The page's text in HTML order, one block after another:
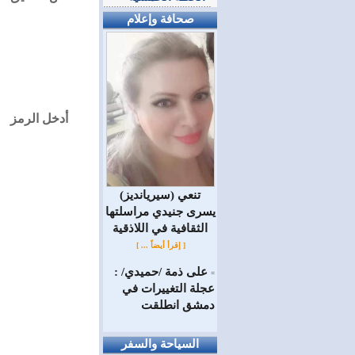
أدخل الرمز
صحافة وإعلام
(سيريانديز) تنعي
يسرى جنيدي مراسلتها
الثقافية في اللاذقية
[ إقرأ أيضاً ... ]
= على ذمة /حميدي/ :
عجلة التغييرات في
دمشق انطلقت
السياحة والسفر